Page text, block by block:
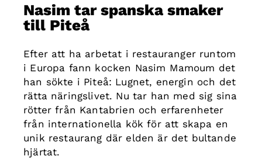
Nasim tar spanska smaker
till Piteå
Efter att ha arbetat i restauranger runtom
i Europa fann kocken Nasim Mamoum det
han sökte i Piteå: Lugnet, energin och det
rätta näringslivet. Nu tar han med sig sina
rötter från Kantabrien och erfarenheter
från internationella kök för att skapa en
unik restaurang där elden är det bultande
hjärtat.